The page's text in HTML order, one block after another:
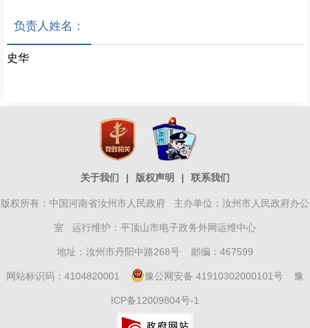
负责人姓名：
史华
关于我们 | 版权声明 | 联系我们
版权所有：中国河南省汝州市人民政府 主办单位：汝州市人民政府办公
室 运行维护：平顶山市电子政务外网运维中心
地址：汝州市丹阳中路268号 邮编：467599
网站标识码：4104820001 豫公网安备 41910302000101号 豫
ICP备12009804号-1